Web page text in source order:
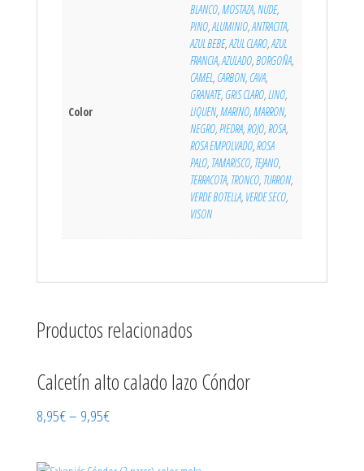
Color
BLANCO,MOSTAZA,NUDE,
PINO,ALUMINIO,ANTRACITA,
AZUL BEBE,AZUL CLARO,AZUL
FRANCIA,AZULADO,BORGOÑA,
CAMEL, CARBON, CAVA,
GRANATE, GRIS CLARO,LINO,
LIQUEN,MARINO,MARRON,
NEGRO,PIEDRA,ROJO,ROSA,
ROSA EMPOLVADO,ROSA
PALO, TAMARISCO, TEJANO,
TERRACOTA, TRONCO, TURRON,
VERDE BOTELLA, VERDE SECO,
VISON
Productos relacionados
Calcetín alto calado lazo Cóndor
8,95€– 9,95€